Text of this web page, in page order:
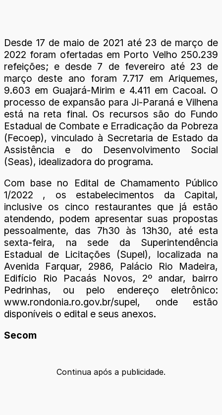
Desde 17 de maio de 2021 até 23 de março de
2022 foram ofertadas em Porto Velho 250.239
refeições; e desde 7 de fevereiro até 23 de
março deste ano foram 7.717 em Ariquemes,
9.603 em Guajará-Mirim e 4.411 em Cacoal. O
processo de expansão para Ji-Paraná e Vilhena
está na reta final. Os recursos são do Fundo
Estadual de Combate e Erradicação da Pobreza
(Fecoep), vinculado à Secretaria de Estado da
Assistência e do Desenvolvimento Social
(Seas), idealizadora do programa.
Com base no Edital de Chamamento Público
1/2022 , os estabelecimentos da Capital,
inclusive os cinco restaurantes que já estão
atendendo, podem apresentar suas propostas
pessoalmente, das 7h30 às 13h30, até esta
sexta-feira, na sede da Superintendência
Estadual de Licitações (Supel), localizada na
Avenida Farquar, 2986, Palácio Rio Madeira,
Edifício Rio Pacaás Novos, 2º andar, bairro
Pedrinhas, ou pelo endereço eletrônico:
www.rondonia.ro.gov.br/supel, onde estão
disponíveis o edital e seus anexos.
Secom
Continua após a publicidade.